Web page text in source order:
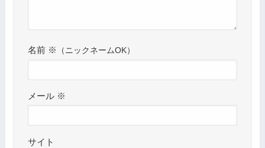
名前 ※
メール ※
サイト